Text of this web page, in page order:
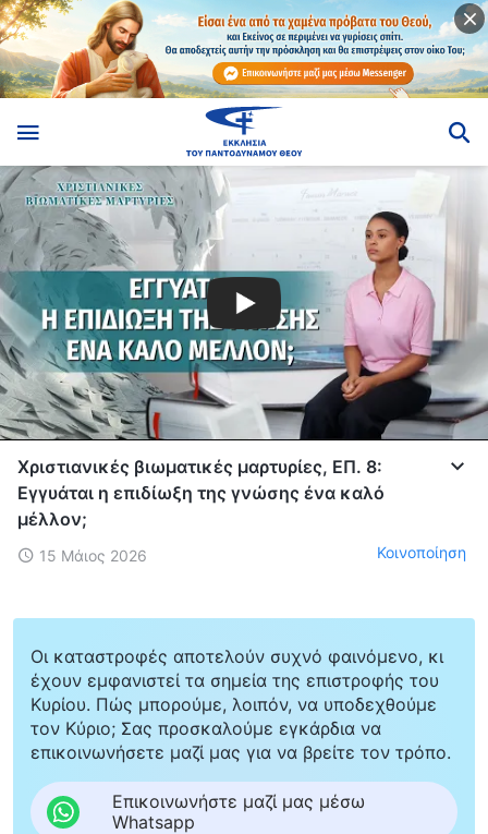
Χριστιανικές βιωματικές μαρτυρίες, ΕΠ. 8:
Εγγυάται η επιδίωξη της γνώσης ένα καλό
μέλλον;
15 Μάιος 2026 Κοινοποίηση
Οι καταστροφές αποτελούν συχνό φαινόμενο, κι
έχουν εμφανιστεί τα σημεία της επιστροφής του
Κυρίου. Πώς μπορούμε, λοιπόν, να υποδεχθούμε
τον Κύριο; Σας προσκαλούμε εγκάρδια να
επικοινωνήσετε μαζί μας για να βρείτε τον τρόπο.
Επικοινωνήστε μαζί μας μέσω
Whatsapp